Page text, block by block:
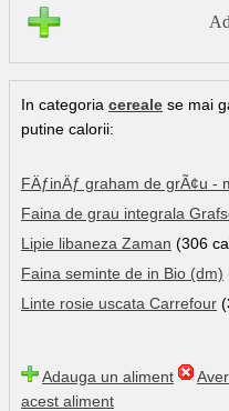
In categoria cereale se mai
putine calorii:
FÄƒinÄƒ graham de grÃ¢u -
Faina de grau integrala
Lipie libaneza Zaman (306
Faina seminte de in Bio (dm)
Linte rosie uscata Carrefour
Adauga un aliment
acest aliment